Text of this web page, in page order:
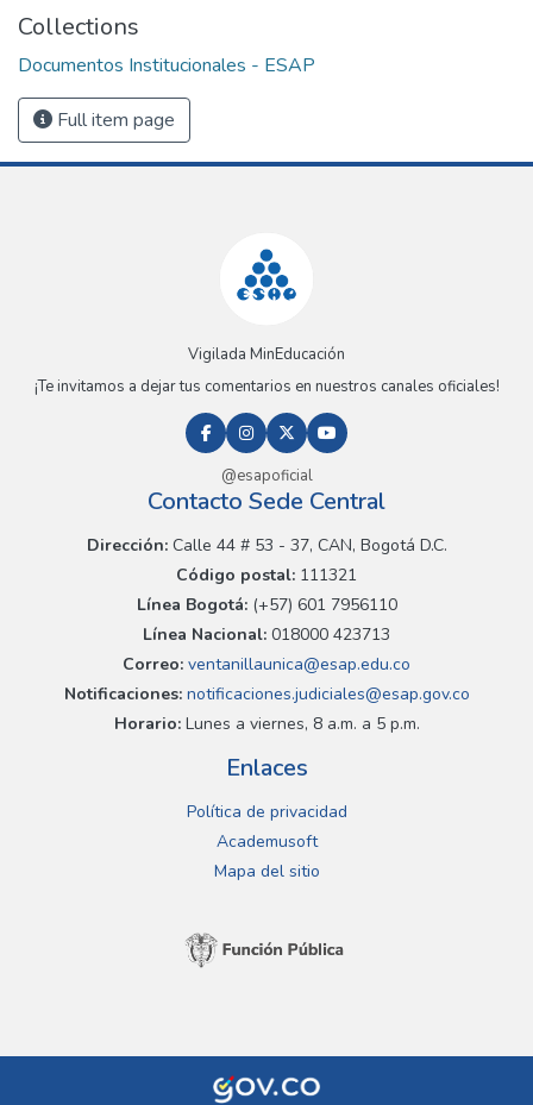
Collections
Documentos Institucionales - ESAP
Full item page
Vigilada MinEducación
¡Te invitamos a dejar tus comentarios en nuestros canales oficiales!
@esapoficial
Contacto Sede Central
Dirección:Calle 44 # 53 - 37, CAN, Bogotá D.C.
Código postal: 111321
Línea Bogotá:(+57) 601 7956110
Línea Nacional: 018000 423713
Correo: ventanillaunica@esap.edu.co
Notificaciones:notificaciones.judiciales@esap.gov.co
Horario:Lunes a viernes, 8 a.m. a 5 p.m.
Enlaces
Política de privacidad
Academusoft
Mapa del sitio